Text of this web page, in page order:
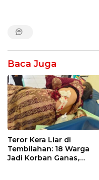
Baca Juga
Teror Kera Liar di
Tembilahan: 18 Warga
Jadi Korban Ganas,